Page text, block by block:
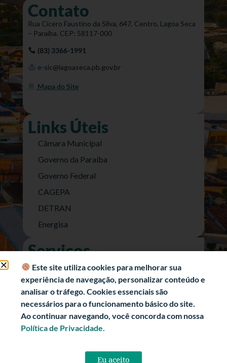
Contato
Rua Cícero Faustino da Silva, 647, Centro, Lagoa Seca
– Paraíba. CEP: 58117-000
(83) 3366-1991
e-sic@lagoaseca.pb.gov.br
Mapa do Site
Links Úteis
Câmara Municipal
Governo da Paraíba
Governo Federal
CAGEPA
DETRAN
Energisa
Serviços
Nota Fiscal Eletrônica
e-SIC (Acesso a Informação)
Transparência Fiscal
História
Informações Turísticas
Este site utiliza cookies para melhorar sua
experiência de navegação, personalizar conteúdo e
analisar o tráfego. Cookies essenciais são
necessários para o funcionamento básico do site.
Ao continuar navegando, você concorda com nossa
Política de Privacidade.